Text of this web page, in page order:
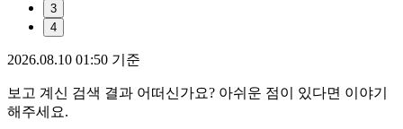
3
4
2026.08.10 01:50 기준
보고 계신 검색 결과 어떠신가요? 아쉬운 점이 있다면 이야기
해주세요.